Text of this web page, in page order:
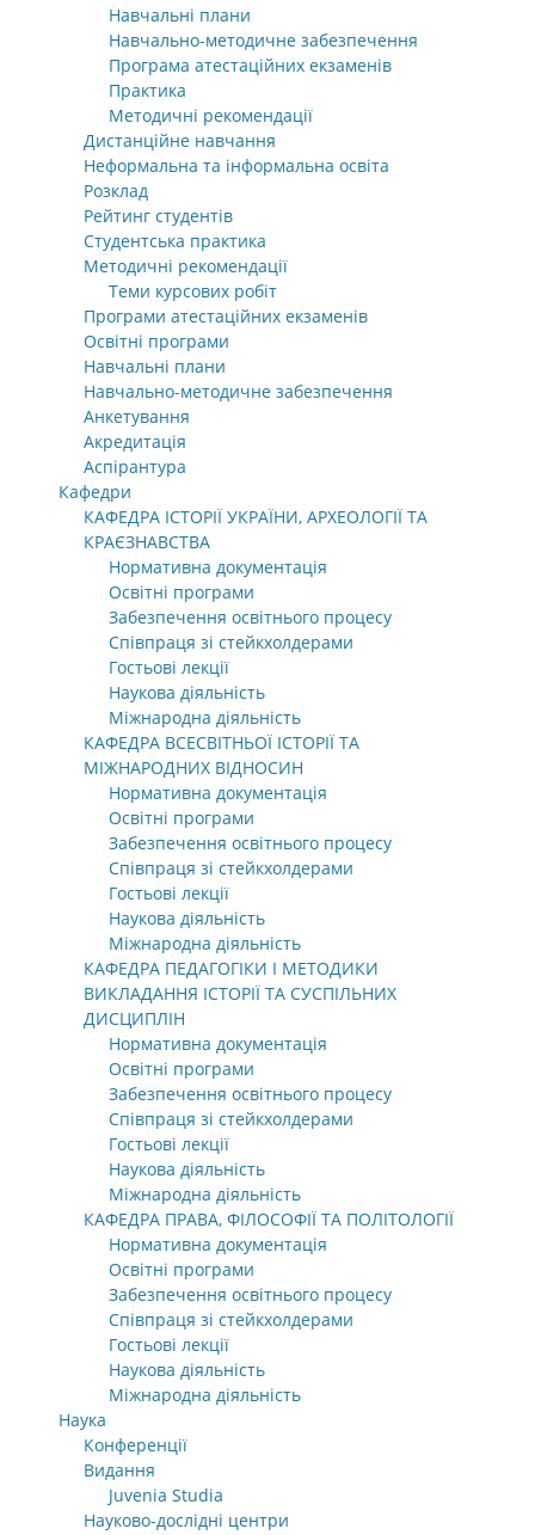
Навчальні плани
Навчально-методичне забезпечення
Програма атестаційних екзаменів
Практика
Методичні рекомендації
Дистанційне навчання
Неформальна та інформальна освіта
Розклад
Рейтинг студентів
Студентська практика
Методичні рекомендації
Теми курсових робіт
Програми атестаційних екзаменів
Освітні програми
Навчальні плани
Навчально-методичне забезпечення
Анкетування
Акредитація
Аспірантура
Кафедри
КАФЕДРА ІСТОРІЇ УКРАЇНИ, АРХЕОЛОГІЇ ТА
КРАЄЗНАВСТВА
Нормативна документація
Освітні програми
Забезпечення освітнього процесу
Співпраця зі стейкхолдерами
Гостьові лекції
Наукова діяльність
Міжнародна діяльність
КАФЕДРА ВСЕСВІТНЬОЇ ІСТОРІЇ ТА
МІЖНАРОДНИХ ВІДНОСИН
Нормативна документація
Освітні програми
Забезпечення освітнього процесу
Співпраця зі стейкхолдерами
Гостьові лекції
Наукова діяльність
Міжнародна діяльність
КАФЕДРА ПЕДАГОГІКИ І МЕТОДИКИ
ВИКЛАДАННЯ ІСТОРІЇ ТА СУСПІЛЬНИХ
ДИСЦИПЛІН
Нормативна документація
Освітні програми
Забезпечення освітнього процесу
Співпраця зі стейкхолдерами
Гостьові лекції
Наукова діяльність
Міжнародна діяльність
КАФЕДРА ПРАВА, ФІЛОСОФІЇ ТА ПОЛІТОЛОГІЇ
Нормативна документація
Освітні програми
Забезпечення освітнього процесу
Співпраця зі стейкхолдерами
Гостьові лекції
Наукова діяльність
Міжнародна діяльність
Наука
Конференції
Видання
Juvenia Studia
Науково-дослідні центри